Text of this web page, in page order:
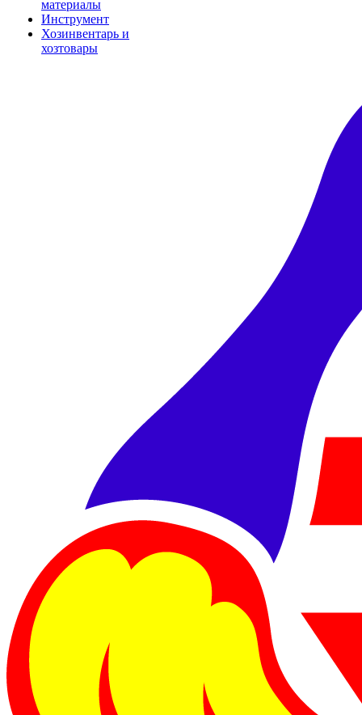
материалы
Инструмент
Хозинвентарь и
хозтовары